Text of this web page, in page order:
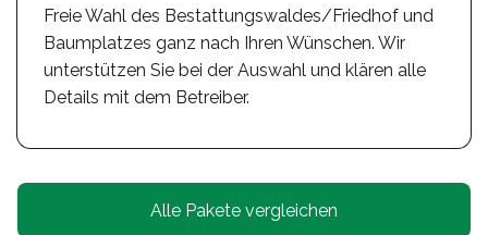
Freie Wahl des Bestattungswaldes/Friedhof und
Baumplatzes ganz nach Ihren Wünschen. Wir
unterstützen Sie bei der Auswahl und klären alle
Details mit dem Betreiber.
Alle Pakete vergleichen